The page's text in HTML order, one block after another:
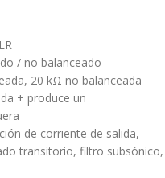
/ no balanceado
20 kΩ no balanceada
+ produce un
de corriente de salida,
transitorio, filtro subsónico,